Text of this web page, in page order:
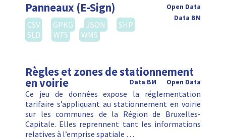
Panneaux (E-Sign)
Open Data
Data BM
CSV GPKG JSON
SHP
SLD
WFS WMS
Règles et zones de stationnement
en voirie Open Data
Data BM
Ce jeu de données expose la réglementation
tarifaire s’appliquant au stationnement en voirie
sur les communes de la Région de Bruxelles-
Capitale. Elles reprennent tant les informations
relatives à l’emprise spatiale …